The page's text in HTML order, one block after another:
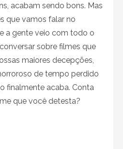
acabam sendo bons. Mas
que vamos falar no
a gente veio com todo o
sobre filmes que
maiores decepções,
de tempo perdido
finalmente acaba. Conta
que você detesta?